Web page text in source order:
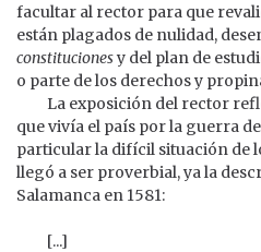
facultar al rector para que
están plagados de nulidad,
constitucionesy del plan de
o parte de los derechos y
La exposición del rector
que vivía el país por la guerra
particular la difícil situación de
llegó a ser proverbial, ya la
Salamanca en 1581:
[...]